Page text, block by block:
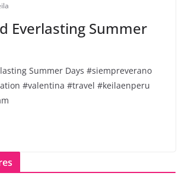
Everlasting Summer
Summer Days️ #siempreverano
#valentina #travel #keilaenperu